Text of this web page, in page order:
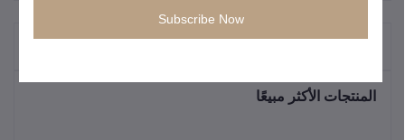
المنتجات الأكثر مبيعًا
Subscribe Now